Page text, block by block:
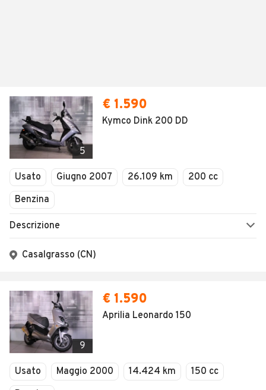
5
€ 1.590
Kymco Dink 200 DD
Usato Giugno 2007 26.109 km
200 cc
Benzina
Descrizione
Casalgrasso (CN)
9
€ 1.590
Aprilia Leonardo 150
Usato Maggio 2000 14.424 km
150 cc